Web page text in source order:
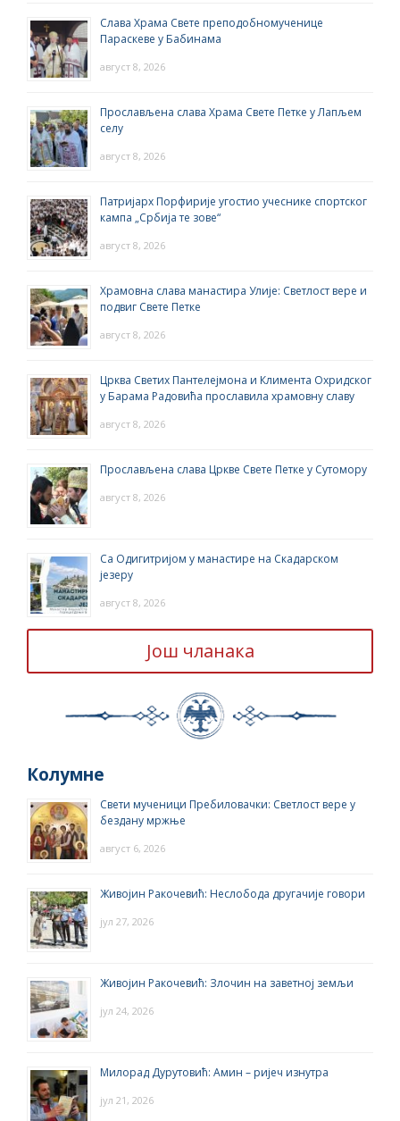
Слава Храма Свете преподобномученице
Параскеве у Бабинама
август 8, 2026
Прослављена слава Храма Свете Петке у Лапљем
селу
август 8, 2026
Патријарх Порфирије угостио учеснике спортског
кампа „Србија те зове“
август 8, 2026
Храмовна слава манастира Улије: Светлост вере и
подвиг Свете Петке
август 8, 2026
Црква Светих Пантелејмона и Климента Охридског
у Барама Радовића прославила храмовну славу
август 8, 2026
Прослављена слава Цркве Свете Петке у Сутомору
август 8, 2026
Са Одигитријом у манастире на Скадарском
језеру
август 8, 2026
Још чланака
Колумне
Свети мученици Пребиловачки: Светлост вере у
бездану мржње
август 6, 2026
Живојин Ракочевић: Неслобода другачије говори
јул 27, 2026
Живојин Ракочевић: Злочин на заветној земљи
јул 24, 2026
Милорад Дурутовић: Амин – ријеч изнутра
јул 21, 2026